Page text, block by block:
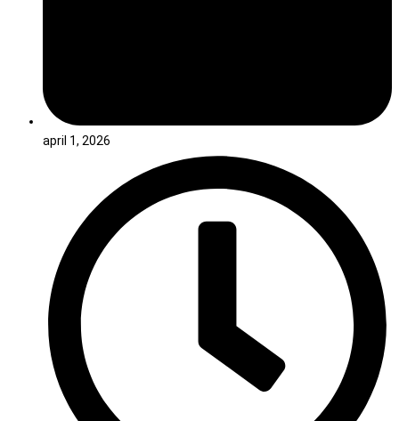
april 1, 2026